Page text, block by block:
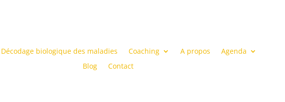
Décodage biologique des maladies Coaching A propos
Agenda
Blog
Contact